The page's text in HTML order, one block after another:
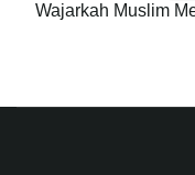
Wajarkah Muslim